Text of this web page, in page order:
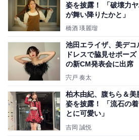
姿を披露！ 「破壊力
が舞い降りたかと」
橋酒 瑛麗瑠
池田エライザ、美デ
ドレスで脇見せポーズ
の新CM発表会に出席
宍戸 奏太
柏木由紀、腹ちら＆
姿を披露！ 「流石の
とに可愛い」
吉岡 誠悦